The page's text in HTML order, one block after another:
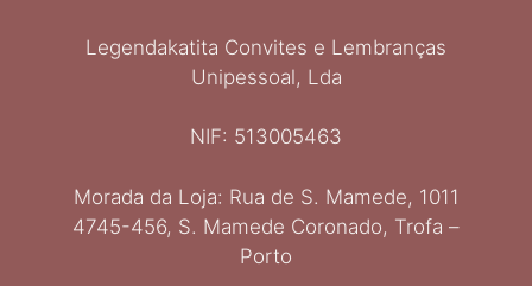
Legendakatita Convites e Lembranças
Unipessoal, Lda
NIF: 513005463
Morada da Loja: Rua de S. Mamede, 1011
4745-456, S. Mamede Coronado, Trofa –
Porto
Italiano
Ελληνικά